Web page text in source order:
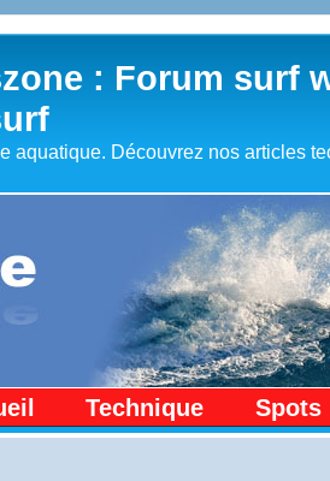
: Forum surf
aquatique. Découvrez nos articles
Technique Spots